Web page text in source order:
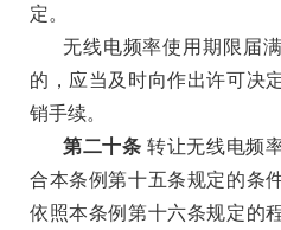
定。
无线电频率使用期限届
的，应当及时向作出许可决
销手续。
第二十条转让无线电频
合本条例第十五条规定的条
依照本条例第十六条规定的